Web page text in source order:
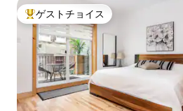
大好評のゲストチョイスです。
ゲストチョイス